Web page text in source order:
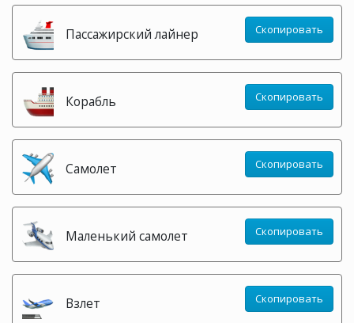
Пассажирский лайнер Скопировать
Корабль Скопировать
Самолет Скопировать
Маленький самолет Скопировать
Взлет Скопировать